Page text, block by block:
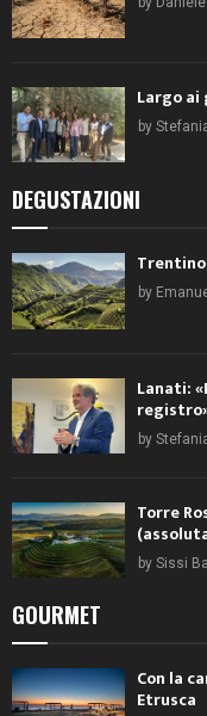
Largo ai
by
DEGUSTAZIONI
by
Lanati:
by
Torre
by Sissi
GOURMET
Con la
Etrusca